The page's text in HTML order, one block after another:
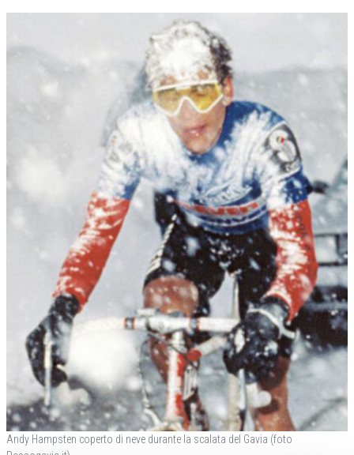
Andy Hampsten coperto di neve durante la scalata del Gavia (foto